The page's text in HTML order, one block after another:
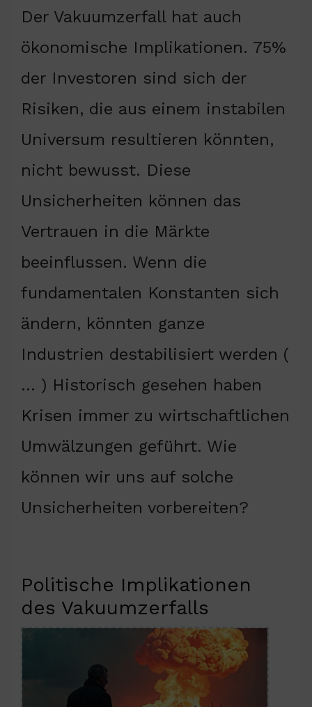
Der Vakuumzerfall hat auch
ökonomische Implikationen. 75%
der Investoren sind sich der
Risiken, die aus einem instabilen
Universum resultieren könnten,
nicht bewusst. Diese
Unsicherheiten können das
Vertrauen in die Märkte
beeinflussen. Wenn die
fundamentalen Konstanten sich
ändern, könnten ganze
Industrien destabilisiert werden (
… ) Historisch gesehen haben
Krisen immer zu wirtschaftlichen
Umwälzungen geführt. Wie
können wir uns auf solche
Unsicherheiten vorbereiten?
Politische Implikationen
des Vakuumzerfalls